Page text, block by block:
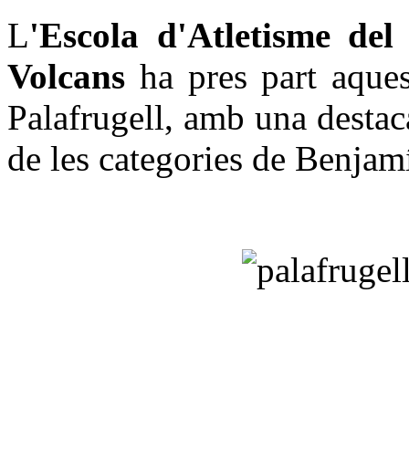
L'Escola d'Atletisme
Volcans ha pres part
Palafrugell, amb una
de les categories de